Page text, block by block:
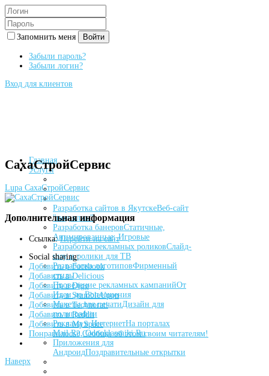
Запомнить меня Войти
Забыли пароль?
Забыли логин?
Вход для клиентов
Главная
Услуги
Разработка сайтов в ЯкутскеВеб-сайт
"под ключ"
Разработка банеровСтатичные,
Анимированные, Игровые
Разработка рекламных роликовСлайд-
шоу и ролики для ТВ
Разработка логотиповФирменный
стиль
Проведение рекламных кампанийОт
Идеи до Воплощения
Макеты для печатиДизайн для
полиграфии
Реклама в ИнтернетНа порталах
Mail.Ru, Odnoklassniki.Ru
Приложения для
АндроидПоздравительные открытки
СахаСтройСервис
Lupa СахаСтройСервис
Дополнительная информация
Ссылка: Перейти на сайт
Social sharing:
Добавить в Facebook
Добавить в Delicious
Добавить в Digg
Добавить в StumbleUpon
Добавить в Technorati
Добавить в Reddit
Добавить в MySpace
Понравилось? Сообщи об этом своим читателям!
Наверх